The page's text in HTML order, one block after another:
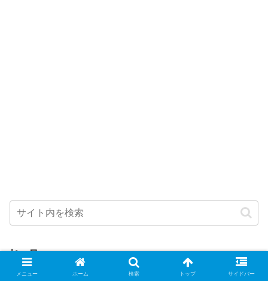
ヒーロー
一覧
ロール別
メニュー ホーム 検索 トップ サイドバー